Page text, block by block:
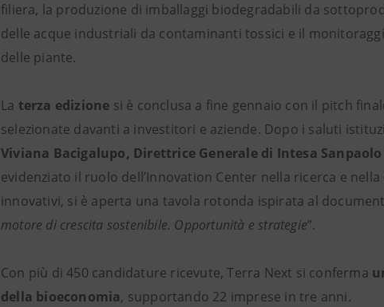
filiera, la produzione di imballaggi biodegradabili da
delle acque industriali da contaminanti tossici e il
delle piante.
La terza edizione si è conclusa a fine gennaio con il pitch
selezionate davanti a investitori e aziende. Dopo i saluti
Viviana Bacigalupo, Direttrice Generale di Intesa
evidenziato il ruolo dell’Innovation Center nella ricerca e
innovativi, si è aperta una tavola rotonda ispirata al
motore di crescita sostenibile. Opportunità e strategie”.
Con più di 450 candidature ricevute, Terra Next si conferma
della bioeconomia, supportando 22 imprese in tre anni.